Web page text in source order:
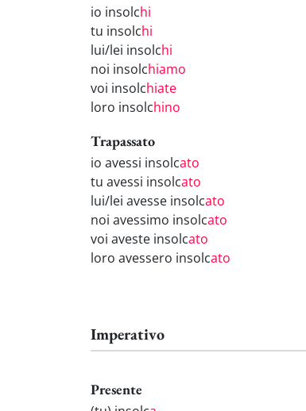
io insolchi
tu insolchi
lui/lei insolchi
noi insolchiamo
voi insolchiate
loro insolchino
Trapassato
io avessi insolcato
tu avessi insolcato
lui/lei avesse insolcato
noi avessimo insolcato
voi aveste insolcato
loro avessero insolcato
Imperativo
Presente